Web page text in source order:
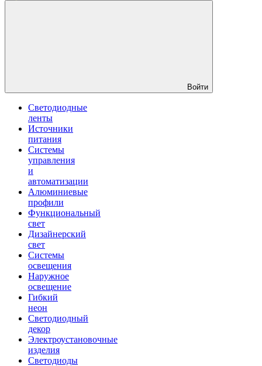
Войти
Светодиодные
ленты
Источники
питания
Системы
управления
и
автоматизации
Алюминиевые
профили
Функциональный
свет
Дизайнерский
свет
Системы
освещения
Наружное
освещение
Гибкий
неон
Светодиодный
декор
Электроустановочные
изделия
Светодиоды